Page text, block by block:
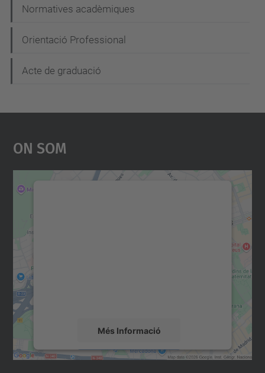
Normatives acadèmiques
Orientació Professional
Acte de graduació
On Som
Més Informació
Accepta